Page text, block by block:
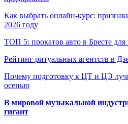
Как выбрать онлайн-курс:
2026 году
ТОП 5: прокатов авто в Бресте для
Рейтинг ритуальных агентств в
Почему подготовку к ЦТ и ЦЭ
осенью
В мировой музыкальной
гигант